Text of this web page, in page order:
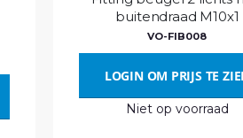
buitendraad M10x1
VO-FIB008
LOGIN OM PRIJS TE
Niet op voorraad